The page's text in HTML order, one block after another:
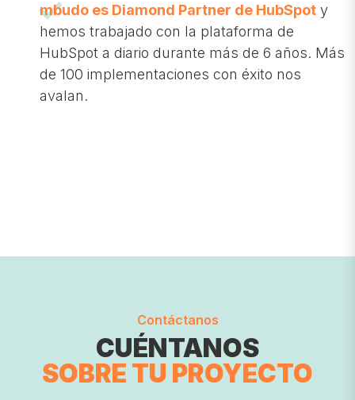
mbudo es Diamond Partner de HubSpot y
hemos trabajado con la plataforma de
HubSpot a diario durante más de 6 años. Más
de 100 implementaciones con éxito nos
avalan.
Contáctanos
CUÉNTANOS
SOBRE TU PROYECTO